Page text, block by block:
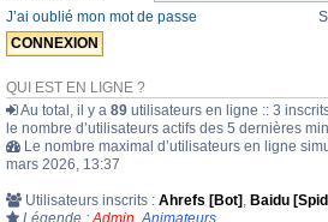
J’ai oublié mon mot de passe
QUI EST EN LIGNE ?
Au total, il y a 89 utilisateurs en ligne :: 3
le nombre d’utilisateurs actifs des 5 dernières
Le nombre maximal d’utilisateurs en ligne
mars 2026, 13:37
Utilisateurs inscrits : Ahrefs [Bot] , Baidu
Légende : Admin Animateurs